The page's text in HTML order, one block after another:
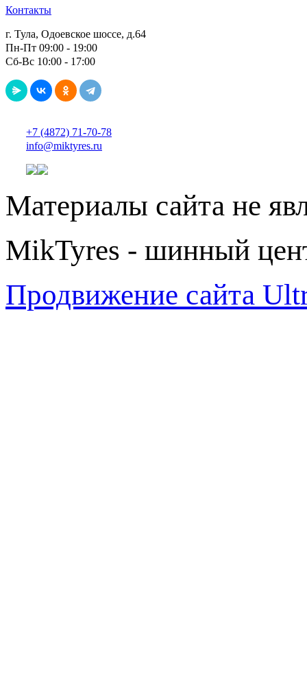
Контакты
г. Тула, Одоевское шоссе, д.64
Пн-Пт 09:00 - 19:00
Сб-Вс 10:00 - 17:00
+7 (4872) 71-70-78
info@miktyres.ru
Материалы сайта не
MikTyres - шинный
Продвижение сайта